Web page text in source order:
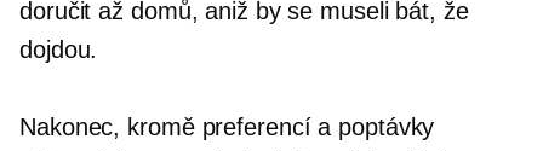
doručit až domů, aniž by se museli bát, že
dojdou.
Nakonec, kromě preferencí a poptávky